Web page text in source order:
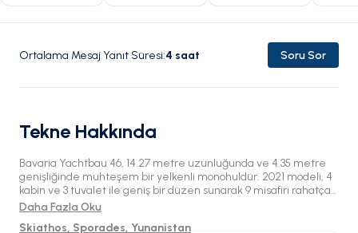
Ortalama Mesaj Yanıt Süresi:4 saat Soru Sor
Tekne Hakkında
Bavaria Yachtbau 46, 14.27 metre uzunluğunda ve 4.35 metre
genişliğinde muhteşem bir yelkenli monohuldür. 2021 modeli, 4
kabin ve 3 tuvalet ile geniş bir düzen sunarak 9 misafiri rahatça
ağırlayabilmektedir. Hem mürettebatlı hem de mürettebatsız
Daha Fazla Oku
Skiathos, Sporades, Yunanistan